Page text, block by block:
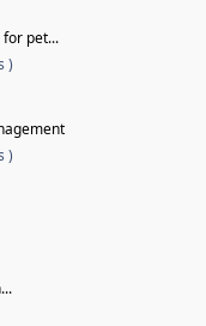
pet...
)
)